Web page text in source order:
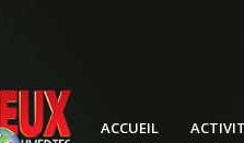
ACCUEIL